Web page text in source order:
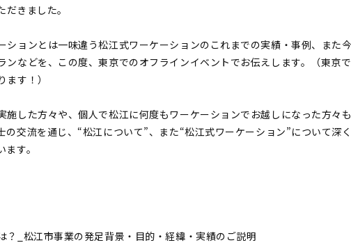
きました。
ションとは一味違う松江式ワーケーションのこれまでの実績・事例、また
ンなどを、この度、東京でのオフラインイベントでお伝えします。（東京
す！）
施した方々や、個人で松江に何度もワーケーションでお越しになった方々
の交流を通じ、“松江について”、また“松江式ワーケーション”について深
す。
_松江市事業の発足背景・目的・経緯・実績のご説明